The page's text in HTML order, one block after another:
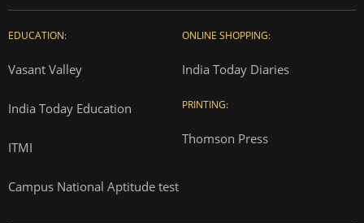
EDUCATION:
Vasant Valley
India Today Education
ITMI
Campus National Aptitude test
ONLINE SHOPPING:
India Today Diaries
PRINTING:
Thomson Press